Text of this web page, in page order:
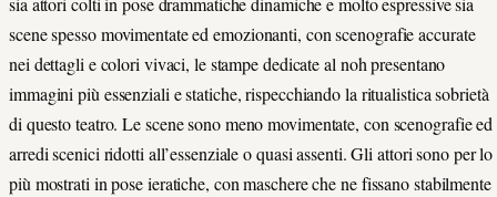
scene spesso movimentate ed emozionanti, con scenografie accurate
nei dettagli e colori vivaci, le stampe dedicate al noh presentano
immagini più essenziali e statiche, rispecchiando la ritualistica sobrietà
di questo teatro. Le scene sono meno movimentate, con scenografie ed
arredi scenici ridotti all’essenziale o quasi assenti. Gli attori sono per lo
più mostrati in pose ieratiche, con maschere che ne fissano stabilmente